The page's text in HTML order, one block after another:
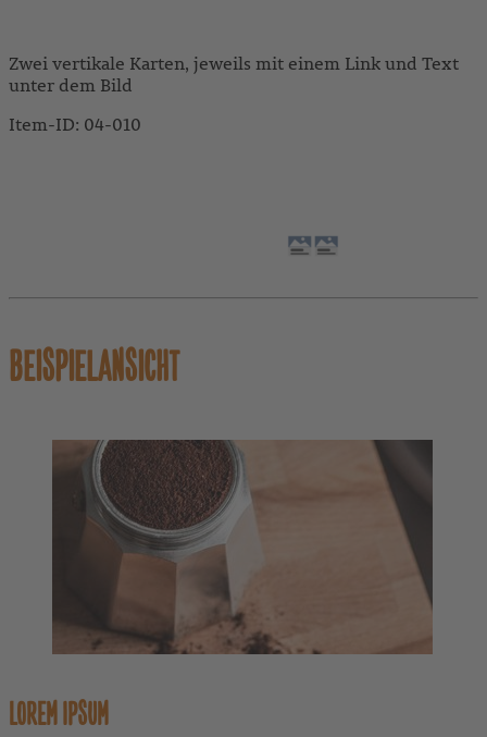
Zwei vertikale Karten, jeweils mit einem Link und Text
unter dem Bild
Item-ID: 04-010
BEISPIELANSICHT
LOREM IPSUM